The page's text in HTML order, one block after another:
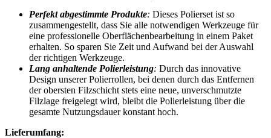
Perfekt abgestimmte Produkte: Dieses Polierset ist so
zusammengestellt, dass Sie alle notwendigen Werkzeuge für
eine professionelle Oberflächenbearbeitung in einem Paket
erhalten. So sparen Sie Zeit und Aufwand bei der Auswahl
der richtigen Werkzeuge.
Lang anhaltende Polierleistung: Durch das innovative
Design unserer Polierrollen, bei denen durch das Entfernen
der obersten Filzschicht stets eine neue, unverschmutzte
Filzlage freigelegt wird, bleibt die Polierleistung über die
gesamte Nutzungsdauer konstant hoch.
Lieferumfang: